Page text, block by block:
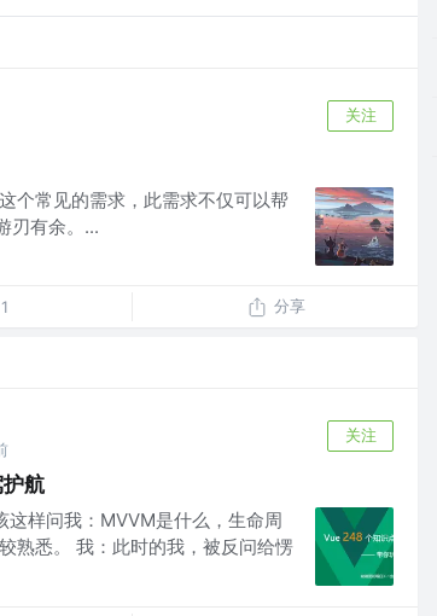
关注
个常见的需求，此需求不仅可以帮
刃有余。...
1 分享
关注
航
样问我：MVVM是什么，生命周
熟悉。 我：此时的我，被反问给愣